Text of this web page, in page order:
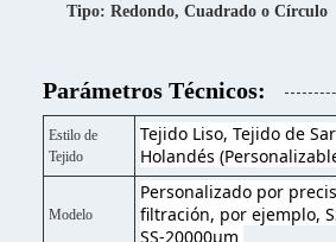
Tipo: Redondo, Cuadrado o Círculo
Parámetros Técnicos:
Estilo de
Tejido
Tejido Liso, Tejido de
Holandés
Modelo
Personalizado por
filtración, por ejemplo,
SS-20000μm